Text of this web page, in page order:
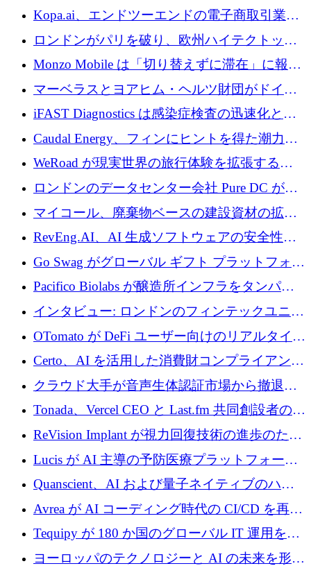
トラクチャ システムの拡張に 5,000 万ドルを
確保
Kopa.ai、エンドツーエンドの電子商取引業務
用の AI エージェントを構築するために 200
万ユーロを調達
ロンドンがパリを破り、欧州ハイテクトップ
の座を奪還
Monzo Mobile は「切り替えずに滞在」に報酬
を与える
マーベラスとヨアヒム・ヘルツ財団がドイツ
の商業化ギャップを埋めるために2,000万ユー
ロのディープテック基金を立ち上げる
iFAST Diagnostics は感染症検査の迅速化と抗
菌薬耐性への取り組みに 500 万ポンドを寄付
Caudal Energy、フィンにヒントを得た潮力発
電技術の規模拡大に向けて 430 万ポンドを調
WeRoad が現実世界の旅行体験を拡張するた
めに 5,800 万ドルを獲得
ロンドンのデータセンター会社 Pure DC が欧
州と中東の拡張に 27 億ドルを確保
マイコール、廃棄物ベースの建設資材の拡大
に400万ポンドを投資
RevEng.AI、AI 生成ソフトウェアの安全性を
確保するために 1,500 万ドルを調達
Go Swag がグローバル ギフト プラットフォー
ムを拡大するために 500 万ドルを調達
Pacifico Biolabs が醸造所インフラをタンパク
質生産に転換するために 700 万ユーロを調達
インタビュー: ロンドンのフィンテックユニコ
ーン Tide の CEO、オリバー・プリル氏
OTomato が DeFi ユーザー向けのリアルタイム
インテリジェンス レイヤーを構築するために
Improbable から 200 万ドルを調達
Certo、AI を活用した消費財コンプライアンス
プラットフォームのために 400 万ドルを調達
クラウド大手が音声生体認証市場から撤退す
るなか、Voxmindが54万6,000ポンドのプレシ
ード資金を調達
Tonada、Vercel CEO と Last.fm 共同創設者の支
援を受けてステルス撤退
ReVision Implant が視力回復技術の進歩のため
に 400 万ユーロを確保
Lucis が AI 主導の予防医療プラットフォーム
を拡大するためにシリーズ A で 2,000 万ドル
を調達
Quanscient、AI および量子ネイティブのハー
ドウェア エンジニアリングを推進するために
1,000 万ユーロを調達
Avrea が AI コーディング時代の CI/CD を再発
明するために 470 万ドルをかけてステルスか
ら浮上
Tequipy が 180 か国のグローバル IT 運用を自
動化するために 300 万ユーロ以上を調達
ヨーロッパのテクノロジーと AI の未来を形作